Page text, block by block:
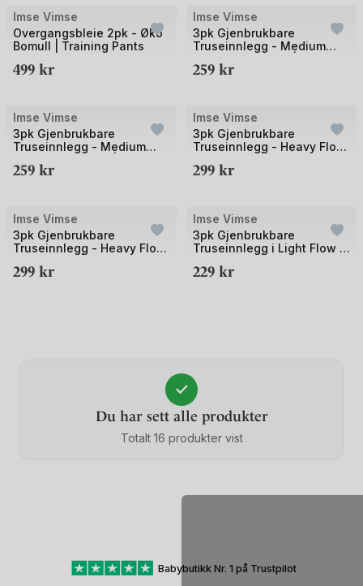
UTSOLGT
Imse Vimse
Overgangsbleie 2pk - Øko
Bomull | Training Pants
499 kr
UTSOLGT
Imse Vimse
3pk Gjenbrukbare
Truseinnlegg - Medium
Classic
259 kr
UTSOLGT
Imse Vimse
3pk Gjenbrukbare
Truseinnlegg - Medium
Classic
259 kr
UTSOLGT
Imse Vimse
3pk Gjenbrukbare
Truseinnlegg - Heavy Flow,
299 kr
UTSOLGT
Imse Vimse
3pk Gjenbrukbare
Truseinnlegg - Heavy Flow,
299 kr
UTSOLGT
Imse Vimse
3pk Gjenbrukbare
Truseinnlegg i Light Flow -
Classic
229 kr
✓
Du har sett alle produkter
Totalt 16 produkter vist
Babybutikk Nr. 1 på Trustpilot